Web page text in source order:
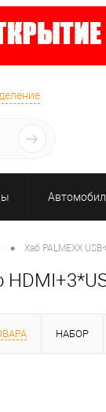
• Хаб PALMEXX
НАБОР